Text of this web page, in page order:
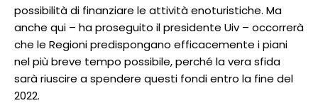
possibilità di finanziare le attività enoturistiche. Ma
anche qui – ha proseguito il presidente Uiv – occorrerà
che le Regioni predispongano efficacemente i piani
nel più breve tempo possibile, perché la vera sfida
sarà riuscire a spendere questi fondi entro la fine del
2022.